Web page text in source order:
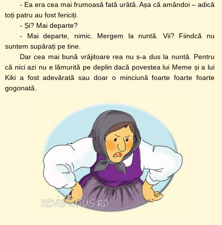
- Ea era cea mai frumoasă fată urâtă. Așa că amândoi – adică
toți patru au fost fericiți.
- Și? Mai departe?
- Mai departe, nimic. Mergem la nuntă. Vii? Fiindcă nu
suntem supărați pe tine.
Dar cea mai bună vrăjitoare rea nu s-a dus la nuntă. Pentru
că nici azi nu e lămurită pe deplin dacă povestea lui Meme și a lui
Kiki a fost adevărată sau doar o minciună foarte foarte foarte
gogonată.